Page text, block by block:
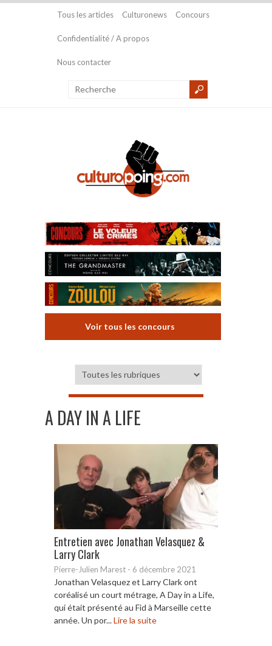
Tous les articles Culturonews Concours
Confidentialité / A propos
Nous contacter
Voir tous les concours
A DAY IN A LIFE
Entretien avec Jonathan Velasquez &
Larry Clark
Pierre-Julien Marest - 6 décembre 2021
Jonathan Velasquez et Larry Clark ont
coréalisé un court métrage, A Day in a Life,
qui était présenté au Fid à Marseille cette
année. Un por...Lire la suite